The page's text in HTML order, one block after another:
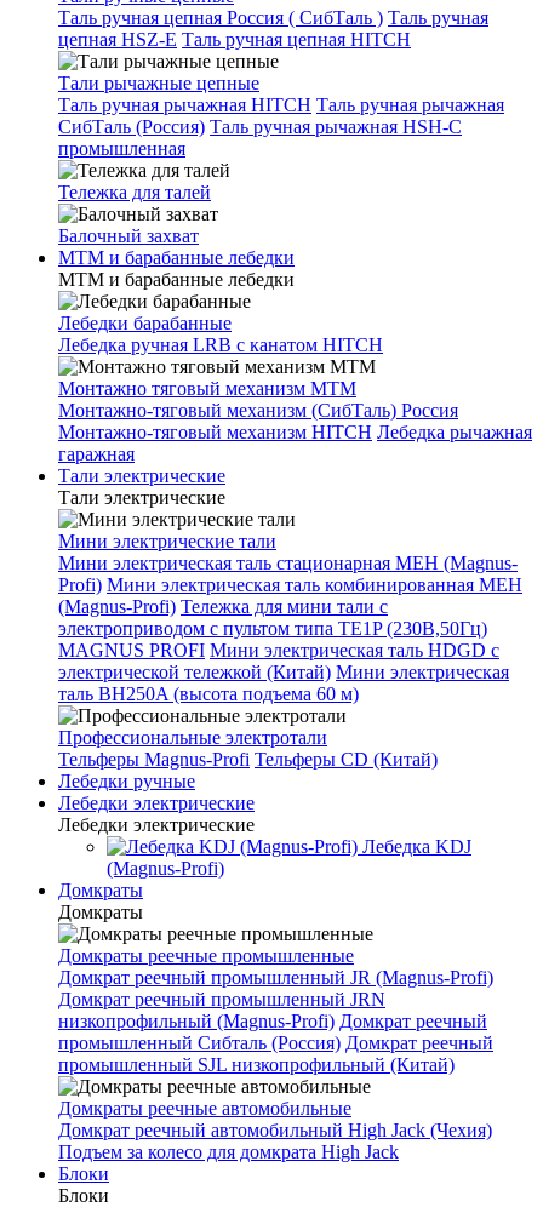
Таль ручная цепная Россия ( СибТаль ) Таль ручная
цепная HSZ-E Таль ручная цепная HITCH
Тали рычажные цепные
Таль ручная рычажная HITCH Таль ручная рычажная
СибТаль (Россия) Таль ручная рычажная HSH-C
промышленная
Тележка для талей
Балочный захват
МТМ и барабанные лебедки
МТМ и барабанные лебедки
Лебедки барабанные
Лебедка ручная LRB с канатом HITCH
Монтажно тяговый механизм МТМ
Монтажно-тяговый механизм (СибТаль) Россия
Монтажно-тяговый механизм HITCH Лебедка рычажная
гаражная
Тали электрические
Тали электрические
Мини электрические тали
Мини электрическая таль стационарная МЕН (Magnus-
Profi) Мини электрическая таль комбинированная МЕН
(Magnus-Profi) Тележка для мини тали с
электроприводом с пультом типа TE1P (230В,50Гц)
MAGNUS PROFI Мини электрическая таль HDGD с
электрической тележкой (Китай) Мини электрическая
таль BH250A (высота подъема 60 м)
Профессиональные электротали
Тельферы Magnus-Profi Тельферы CD (Китай)
Лебедки ручные
Лебедки электрические
Лебедки электрические
Лебедка KDJ
(Magnus-Profi)
Домкраты
Домкраты
Домкраты реечные промышленные
Домкрат реечный промышленный JR (Magnus-Profi)
Домкрат реечный промышленный JRN
низкопрофильный (Magnus-Profi) Домкрат реечный
промышленный Сибталь (Россия) Домкрат реечный
промышленный SJL низкопрофильный (Китай)
Домкраты реечные автомобильные
Домкрат реечный автомобильный High Jack (Чехия)
Подъем за колесо для домкрата High Jack
Блоки
Блоки